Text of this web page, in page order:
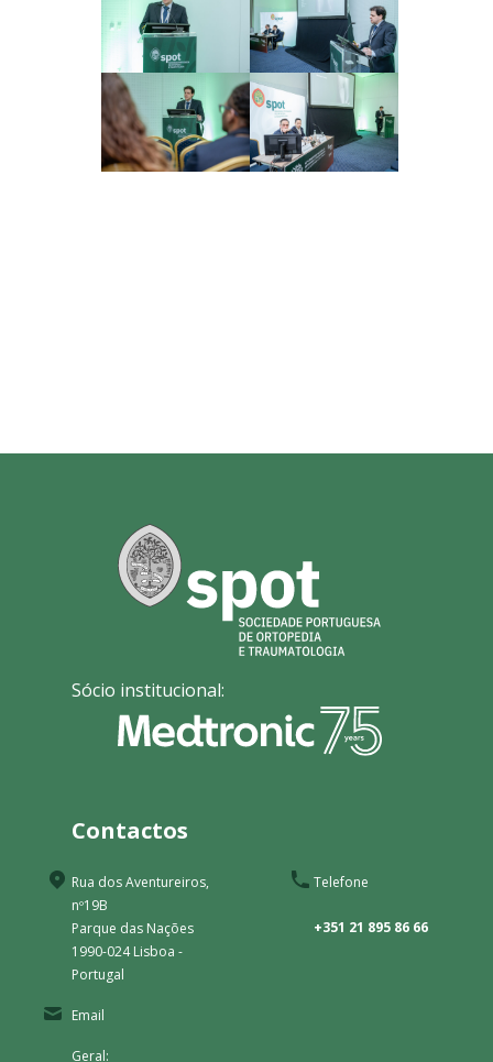
Sócio institucional:
Contactos
Rua dos Aventureiros,
nº19B
Parque das Nações
1990-024 Lisboa -
Portugal
Telefone
+351 21 895 86 66
Email
Geral: